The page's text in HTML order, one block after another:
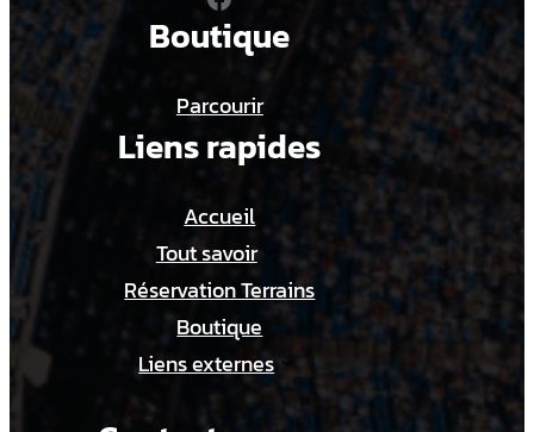
Boutique
Parcourir
Liens rapides
Accueil
Tout savoir
Réservation Terrains
Boutique
Liens externes